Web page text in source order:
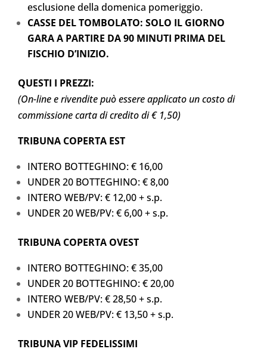
esclusione della domenica pomeriggio.
CASSE DEL TOMBOLATO: SOLO IL GIORNO
GARA A PARTIRE DA 90 MINUTI PRIMA DEL
FISCHIO D’INIZIO.
QUESTI I PREZZI:
(On-line e rivendite può essere applicato un costo di
commissione carta di credito di € 1,50)
TRIBUNA COPERTA EST
INTERO BOTTEGHINO: € 16,00
UNDER 20 BOTTEGHINO: € 8,00
INTERO WEB/PV: € 12,00 + s.p.
UNDER 20 WEB/PV: € 6,00 + s.p.
TRIBUNA COPERTA OVEST
INTERO BOTTEGHINO: € 35,00
UNDER 20 BOTTEGHINO: € 20,00
INTERO WEB/PV: € 28,50 + s.p.
UNDER 20 WEB/PV: € 13,50 + s.p.
TRIBUNA VIP FEDELISSIMI